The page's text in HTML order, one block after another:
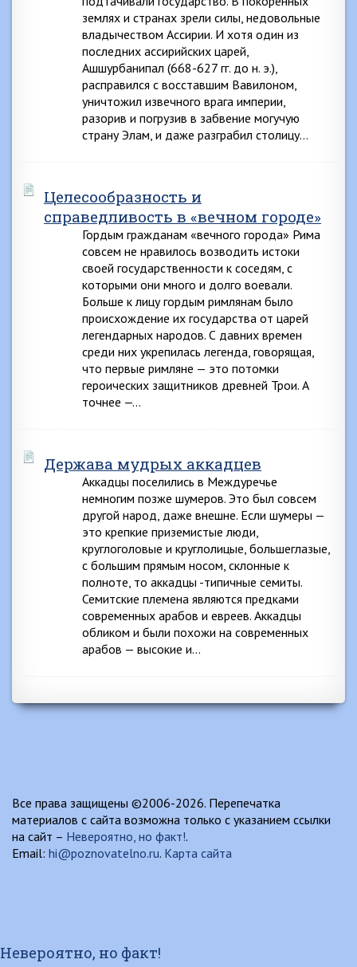
землях и странах зрели силы, недовольные
владычеством Ассирии. И хотя один из
последних ассирийских царей,
Ашшурбанипал (668-627 гг. до н. э.),
расправился с восставшим Вавилоном,
уничтожил извечного врага империи,
разорив и погрузив в забвение могучую
страну Элам, и даже разграбил столицу…
Целесообразность и
справедливость в «вечном городе»
Гордым гражданам «вечного города» Рима
совсем не нравилось возводить истоки
своей государственности к соседям, с
которыми они много и долго воевали.
Больше к лицу гордым римлянам было
происхождение их государства от царей
легендарных народов. С давних времен
среди них укрепилась легенда, говорящая,
что первые римляне — это потомки
героических защитников древней Трои. А
точнее —…
Держава мудрых аккадцев
Аккадцы поселились в Междуречье
немногим позже шумеров. Это был совсем
другой народ, даже внешне. Если шумеры —
это крепкие приземистые люди,
круглоголовые и круглолицые, большеглазые,
с большим прямым носом, склонные к
полноте, то аккадцы -типичные семиты.
Семитские племена являются предками
современных арабов и евреев. Аккадцы
обликом и были похожи на современных
арабов — высокие и…
Все права защищены ©2006-2026. Перепечатка
материалов с сайта возможна только с указанием ссылки
на сайт – Невероятно, но факт!.
Email: hi@poznovatelno.ru. Карта сайта
Невероятно, но факт!